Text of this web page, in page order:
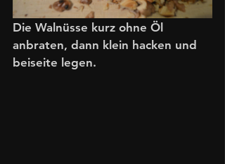
Die Walnüsse kurz ohne Öl
anbraten, dann klein hacken und
beiseite legen.